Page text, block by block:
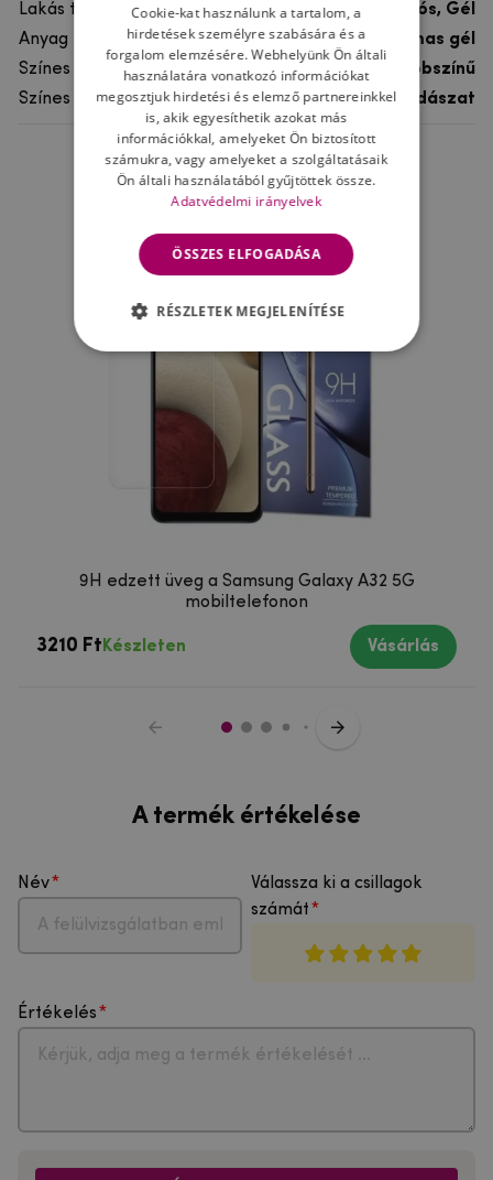
Lakás típusa
Ultra tartós, Gél
Anyag
rugalmas gél
Színes
többszínű
Színes motívum
Vadászat
Ne felejtsd el
9H edzett üveg a Samsung Galaxy A32 5G
mobiltelefonon
3210 Ft Készleten Vásárlás
A termék értékelése
Név
Válassza ki a csillagok
számát
Értékelés
Cookie-kat használunk a tartalom, a
hirdetések személyre szabására és a
forgalom elemzésére. Webhelyünk Ön általi
használatára vonatkozó információkat
megosztjuk hirdetési és elemző partnereinkkel
is, akik egyesíthetik azokat más
információkkal, amelyeket Ön biztosított
számukra, vagy amelyeket a szolgáltatásaik
Ön általi használatából gyűjtöttek össze.
Adatvédelmi irányelvek
ÖSSZES ELFOGADÁSA
RÉSZLETEK MEGJELENÍTÉSE